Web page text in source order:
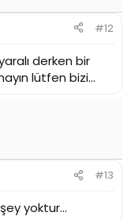
#12
derken bir
lütfen bizi...
#13
yoktur...